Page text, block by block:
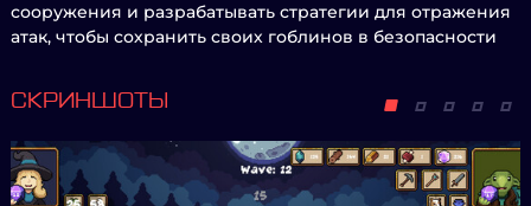
сооружения и разрабатывать стратегии для отражения
атак, чтобы сохранить своих гоблинов в безопасности
СКРИНШОТЫ